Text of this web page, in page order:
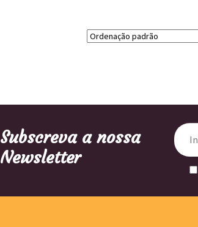
Subscreva a nossa
Newsletter